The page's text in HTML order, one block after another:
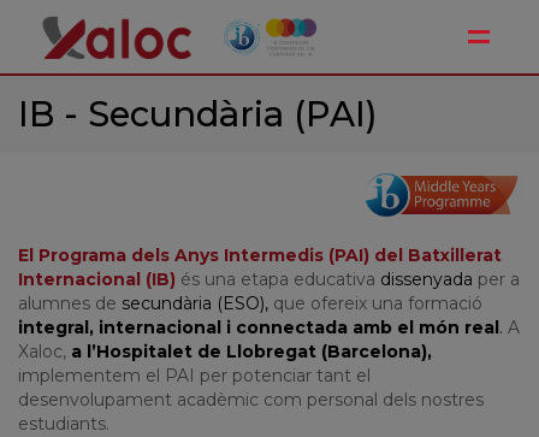
IB - Secundària (PAI)
El Programa dels Anys Intermedis (PAI) del Batxillerat
Internacional (IB) és una etapa educativa dissenyada per a
alumnes de secundària (ESO), que ofereix una formació
integral, internacional i connectada amb el món real . A
Xaloc, a l’Hospitalet de Llobregat (Barcelona),
implementem el PAI per potenciar tant el
desenvolupament acadèmic com personal dels nostres
estudiants.